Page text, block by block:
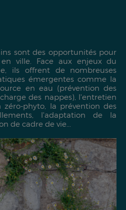
sont des opportunités pour
ville. Face aux enjeux du
ils offrent de nombreuses
émergentes comme la
en eau (prévention des
des nappes), l'entretien
zéro-phyto, la prévention des
l'adaptation de la
de cadre de vie...